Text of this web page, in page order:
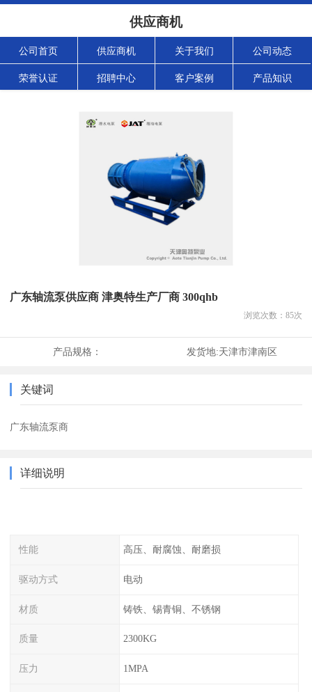
供应商机
公司首页 供应商机 关于我们 公司动态
荣誉认证 招聘中心 客户案例 产品知识
广东轴流泵供应商 津奥特生产厂商 300qhb
浏览次数： 85次
产品规格： 发货地:天津市津南区
关键词
广东轴流泵商
详细说明
性能 高压、耐腐蚀、耐磨损
驱动方式 电动
材质 铸铁、锡青铜、不锈钢
质量 2300KG
压力 1MPA